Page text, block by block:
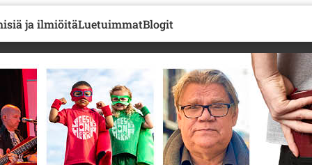
ja ilmiöitäLuetuimmatBlogit